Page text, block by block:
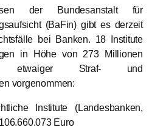
der Bundesanstalt für
(BaFin) gibt es derzeit
bei Banken. 18 Institute
in Höhe von 273 Millionen
etwaiger Straf- und
vorgenommen:
Institute (Landesbanken,
Euro